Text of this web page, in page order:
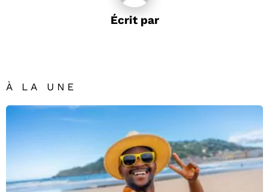
Écrit par
À LA UNE